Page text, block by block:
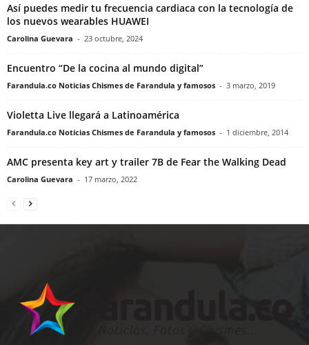
Así puedes medir tu frecuencia cardiaca con la tecnología de
los nuevos wearables HUAWEI
Carolina Guevara - 23 octubre, 2024
Encuentro “De la cocina al mundo digital”
Farandula.co Noticias Chismes de Farandula y famosos - 3 marzo, 2019
Violetta Live llegará a Latinoamérica
Farandula.co Noticias Chismes de Farandula y famosos - 1 diciembre, 2014
AMC presenta key art y trailer 7B de Fear the Walking Dead
Carolina Guevara - 17 marzo, 2022